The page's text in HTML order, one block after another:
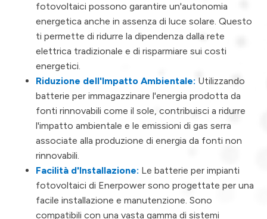
fotovoltaici possono garantire un'autonomia
energetica anche in assenza di luce solare. Questo
ti permette di ridurre la dipendenza dalla rete
elettrica tradizionale e di risparmiare sui costi
energetici.
Riduzione dell'Impatto Ambientale: Utilizzando
batterie per immagazzinare l'energia prodotta da
fonti rinnovabili come il sole, contribuisci a ridurre
l'impatto ambientale e le emissioni di gas serra
associate alla produzione di energia da fonti non
rinnovabili.
Facilità d'Installazione: Le batterie per impianti
fotovoltaici di Enerpower sono progettate per una
facile installazione e manutenzione. Sono
compatibili con una vasta gamma di sistemi